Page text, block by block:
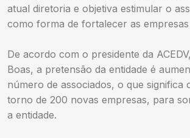
atual diretoria e objetiva estimular o
como forma de fortalecer as
De acordo com o presidente da
Boas, a pretensão da entidade é
número de associados, o que significa
torno de 200 novas empresas, para
a entidade.